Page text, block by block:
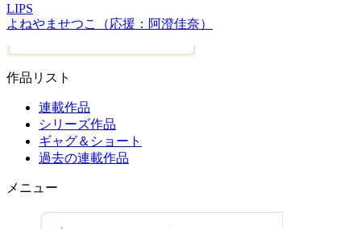
LIPS
よねやませつこ（応援：阿澄佳奈）
作品リスト
連載作品
シリーズ作品
ギャグ＆ショート
過去の連載作品
メニュー